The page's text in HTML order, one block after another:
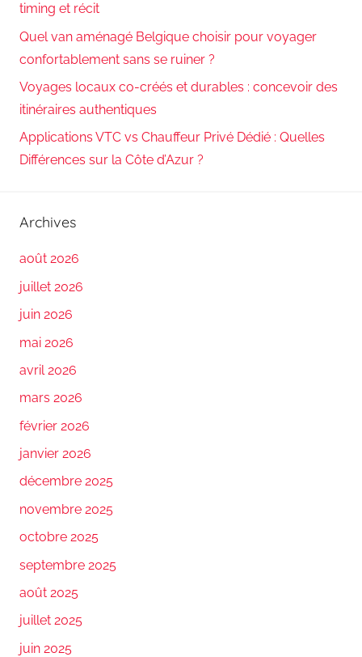
timing et récit
Quel van aménagé Belgique choisir pour voyager
confortablement sans se ruiner ?
Voyages locaux co-créés et durables : concevoir des
itinéraires authentiques
Applications VTC vs Chauffeur Privé Dédié : Quelles
Différences sur la Côte d’Azur ?
Archives
août 2026
juillet 2026
juin 2026
mai 2026
avril 2026
mars 2026
février 2026
janvier 2026
décembre 2025
novembre 2025
octobre 2025
septembre 2025
août 2025
juillet 2025
juin 2025